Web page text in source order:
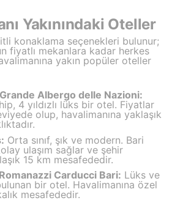
Yakınındaki Oteller
konaklama seçenekleri bulunur;
fiyatlı mekanlara kadar herkes
yakın popüler oteller
Albergo delle Nazioni:
4 yıldızlı lüks bir otel. Fiyatlar
olup, havalimanına yaklaşık
Orta sınıf, şık ve modern. Bari
ulaşım sağlar ve şehir
15 km mesafededir.
Carducci Bari: Lüks ve
bir otel. Havalimanına özel
mesafededir.